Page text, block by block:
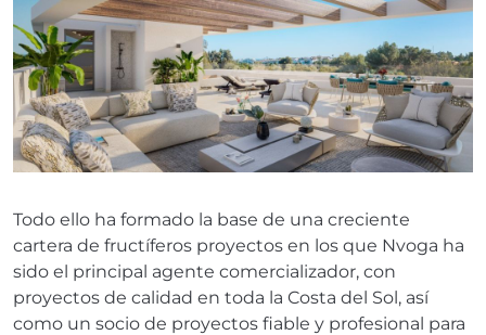
Todo ello ha formado la base de una creciente
cartera de fructíferos proyectos en los que Nvoga ha
sido el principal agente comercializador, con
proyectos de calidad en toda la Costa del Sol, así
como un socio de proyectos fiable y profesional para